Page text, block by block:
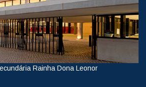
Rainha Dona Leonor